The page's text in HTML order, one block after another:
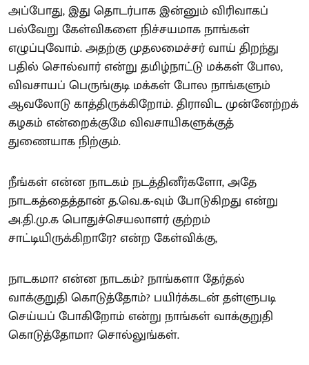
அப்போது, இது தொடர்பாக இன்னும் விரிவாகப்
பல்வேறு கேள்விகளை நிச்சயமாக நாங்கள்
எழுப்புவோம். அதற்கு முதலமைச்சர் வாய் திறந்து
பதில் சொல்வார் என்று தமிழ்நாட்டு மக்கள் போல,
விவசாயப் பெருங்குடி மக்கள் போல நாங்களும்
ஆவலோடு காத்திருக்கிறோம். திராவிட முன்னேற்றக்
கழகம் என்றைக்குமே விவசாயிகளுக்குத்
துணையாக நிற்கும்.
நீங்கள் என்ன நாடகம் நடத்தினீர்களோ, அதே
நாடகத்தைத்தான் த.வெ.க-வும் போடுகிறது என்று
அ.தி.மு.க பொதுச்செயலாளர் குற்றம்
சாட்டியிருக்கிறாரே? என்ற கேள்விக்கு,
நாடகமா? என்ன நாடகம்? நாங்களா தேர்தல்
வாக்குறுதி கொடுத்தோம்? பயிர்க்கடன் தள்ளுபடி
செய்யப் போகிறோம் என்று நாங்கள் வாக்குறுதி
கொடுத்தோமா? சொல்லுங்கள்.